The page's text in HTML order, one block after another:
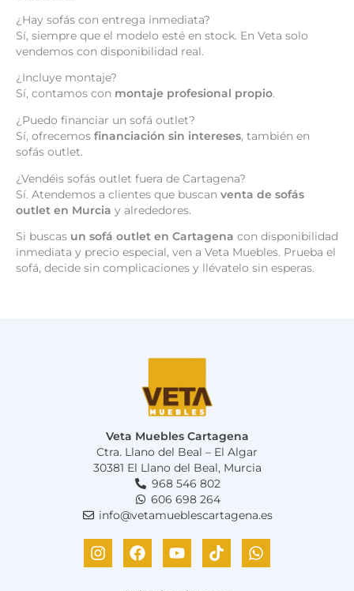
¿Hay sofás con entrega inmediata?
Sí, siempre que el modelo esté en stock. En Veta solo
vendemos con disponibilidad real.
¿Incluye montaje?
Sí, contamos con montaje profesional propio.
¿Puedo financiar un sofá outlet?
Sí, ofrecemos financiación sin intereses, también en
sofás outlet.
¿Vendéis sofás outlet fuera de Cartagena?
Sí. Atendemos a clientes que buscan venta de sofás
outlet en Murcia y alrededores.
Si buscas un sofá outlet en Cartagena con disponibilidad
inmediata y precio especial, ven a Veta Muebles. Prueba el
sofá, decide sin complicaciones y llévatelo sin esperas.
Veta Muebles Cartagena
Ctra. Llano del Beal – El Algar
30381 El Llano del Beal, Murcia
968 546 802
606 698 264
info@vetamueblescartagena.es
I
n
F
a
Y
o
T
i
W
h